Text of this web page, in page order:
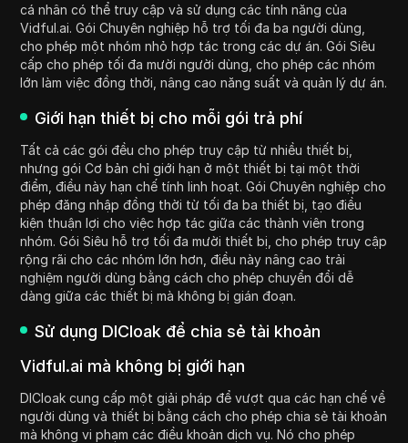
cá nhân có thể truy cập và sử dụng các tính năng của
Vidful.ai. Gói Chuyên nghiệp hỗ trợ tối đa ba người dùng,
cho phép một nhóm nhỏ hợp tác trong các dự án. Gói Siêu
cấp cho phép tối đa mười người dùng, cho phép các nhóm
lớn làm việc đồng thời, nâng cao năng suất và quản lý dự án.
Giới hạn thiết bị cho mỗi gói trả phí
Tất cả các gói đều cho phép truy cập từ nhiều thiết bị,
nhưng gói Cơ bản chỉ giới hạn ở một thiết bị tại một thời
điểm, điều này hạn chế tính linh hoạt. Gói Chuyên nghiệp cho
phép đăng nhập đồng thời từ tối đa ba thiết bị, tạo điều
kiện thuận lợi cho việc hợp tác giữa các thành viên trong
nhóm. Gói Siêu hỗ trợ tối đa mười thiết bị, cho phép truy cập
rộng rãi cho các nhóm lớn hơn, điều này nâng cao trải
nghiệm người dùng bằng cách cho phép chuyển đổi dễ
dàng giữa các thiết bị mà không bị gián đoạn.
Sử dụng DICloak để chia sẻ tài khoản
Vidful.ai mà không bị giới hạn
DICloak cung cấp một giải pháp để vượt qua các hạn chế về
người dùng và thiết bị bằng cách cho phép chia sẻ tài khoản
mà không vi phạm các điều khoản dịch vụ. Nó cho phép